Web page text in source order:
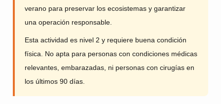
verano para preservar los ecosistemas y garantizar
una operación responsable.
Esta actividad es nivel 2 y requiere buena condición
física. No apta para personas con condiciones médicas
relevantes, embarazadas, ni personas con cirugías en
los últimos 90 días.